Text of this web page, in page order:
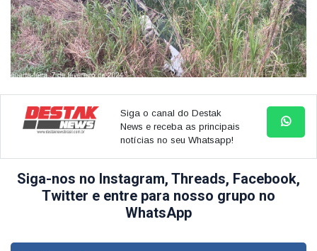
Siga o canal do Destak
News e receba as principais
notícias no seu Whatsapp!
Siga-nos no Instagram, Threads, Facebook,
Twitter e entre para nosso grupo no
WhatsApp